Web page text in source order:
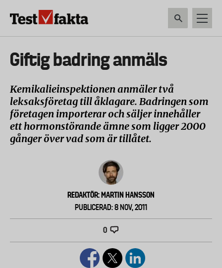
Huvudmeny
ny
Giftig badring anmäls
Kemikalieinspektionen anmäler två
leksaksföretag till åklagare. Badringen som
företagen importerar och säljer innehåller
ett hormonstörande ämne som ligger 2000
gånger över vad som är tillåtet.
REDAKTÖR: MARTIN HANSSON
PUBLICERAD: 8 NOV, 2011
0